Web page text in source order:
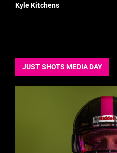
Kyle Kitchens
JUST SHOTS MEDIA DAY